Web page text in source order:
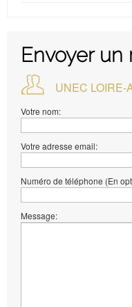
Envoyer un
UNEC LOIRE-
Votre nom:
Votre adresse email:
Numéro de téléphone (En
Message: